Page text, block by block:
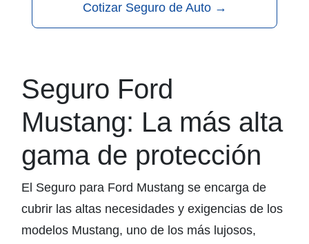
Cotizar Seguro de Auto →
Seguro Ford
Mustang: La más alta
gama de protección
El Seguro para Ford Mustang se encarga de
cubrir las altas necesidades y exigencias de los
modelos Mustang, uno de los más lujosos,